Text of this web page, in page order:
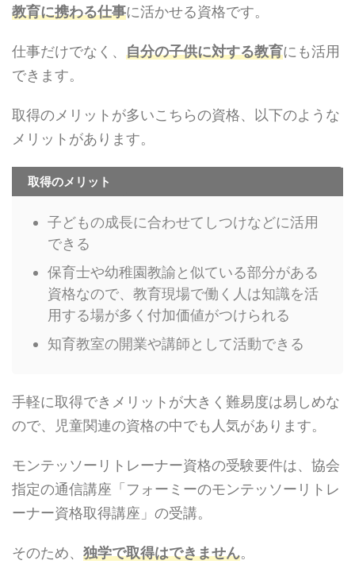
教育に携わる仕事に活かせる資格です。
仕事だけでなく、 自分の子供に対する教育にも活用
できます。
取得のメリットが多いこちらの資格、以下のような
メリットがあります。
取得のメリット
子どもの成長に合わせてしつけなどに活用
できる
保育士や幼稚園教諭と似ている部分がある
資格なので、教育現場で働く人は知識を活
用する場が多く付加価値がつけられる
知育教室の開業や講師として活動できる
手軽に取得できメリットが大きく難易度は易しめな
ので、児童関連の資格の中でも人気があります。
モンテッソーリトレーナー資格の受験要件は、協会
指定の通信講座「フォーミーのモンテッソーリトレ
ーナー資格取得講座」の受講。
そのため、 独学で取得はできません。